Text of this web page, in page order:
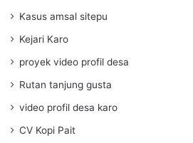
Kasus amsal sitepu
Kejari Karo
proyek video profil desa
Rutan tanjung gusta
video profil desa karo
CV Kopi Pait